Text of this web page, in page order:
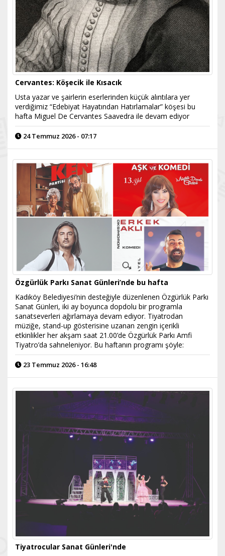
Cervantes: Köşecik ile Kısacık
Usta yazar ve şairlerin eserlerinden küçük alıntılara yer
verdiğimiz “Edebiyat Hayatından Hatırlamalar” köşesi bu
hafta Miguel De Cervantes Saavedra ile devam ediyor
24 Temmuz 2026 - 07:17
Özgürlük Parkı Sanat Günleri’nde bu hafta
Kadıköy Belediyesi’nin desteğiyle düzenlenen Özgürlük Parkı
Sanat Günleri, iki ay boyunca dopdolu bir programla
sanatseverleri ağırlamaya devam ediyor. Tiyatrodan
müziğe, stand-up gösterisine uzanan zengin içerikli
etkinlikler her akşam saat 21.00’de Özgürlük Parkı Amfi
Tiyatro’da sahneleniyor. Bu haftanın programı şöyle:
23 Temmuz 2026 - 16:48
Tiyatrocular Sanat Günleri'nde